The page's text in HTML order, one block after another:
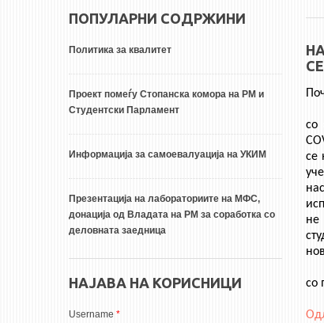
ПОПУЛАРНИ СОДРЖИНИ
Политика за квалитет
Проект помеѓу Стопанска комора на РМ и
Студентски Парламент
Информација за самоевалуација на УКИМ
Презентација на лабораториите на МФС,
донација од Владата на РМ за соработка со
деловната заедница
НАЈАВА НА КОРИСНИЦИ
Username *
со
се
не
со